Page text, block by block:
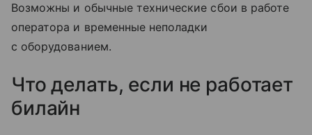
Возможны и обычные технические сбои в работе
оператора и временные неполадки
с оборудованием.
Что делать, если не работает
билайн